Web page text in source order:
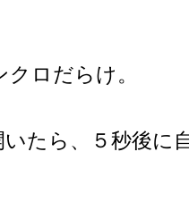
ロだらけ。
たら、５秒後に